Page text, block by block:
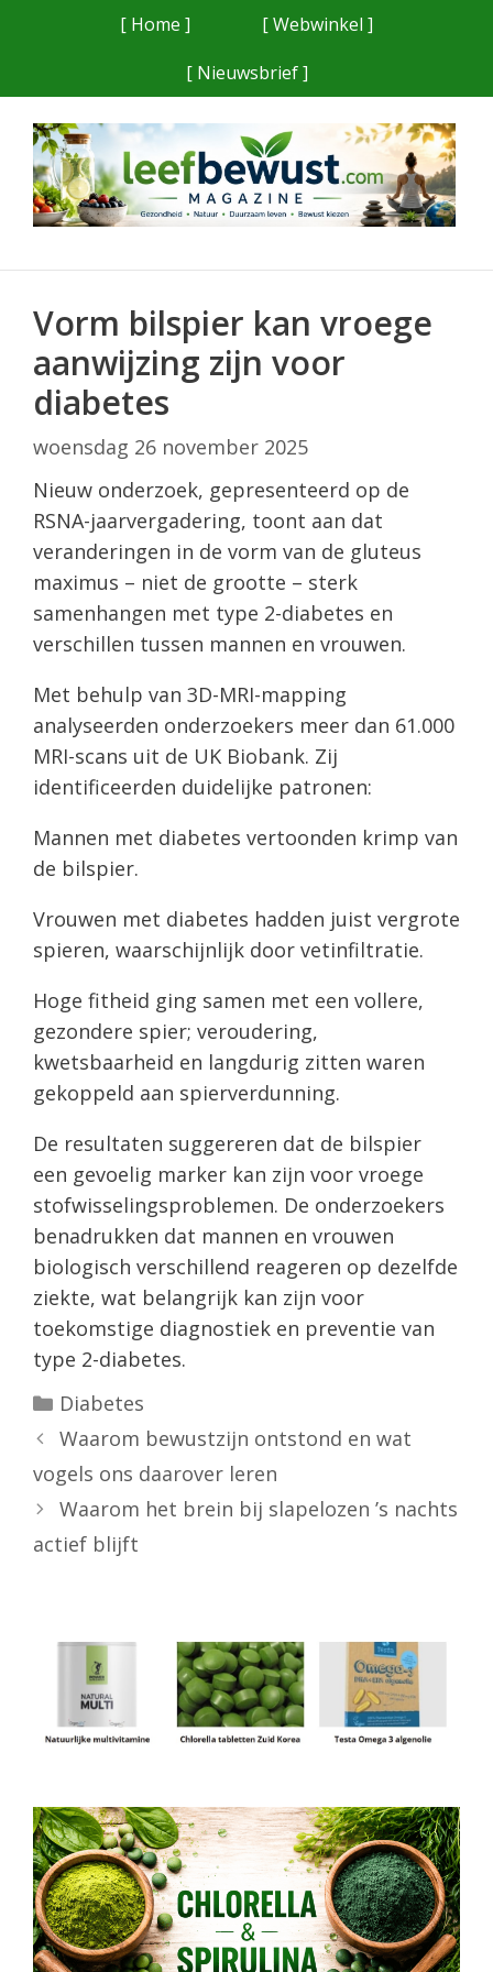
[ Home ]
[ Webwinkel ]
[ Nieuwsbrief ]
Vorm bilspier kan vroege
aanwijzing zijn voor
diabetes
woensdag 26 november 2025
Nieuw onderzoek, gepresenteerd op de
RSNA-jaarvergadering, toont aan dat
veranderingen in de vorm van de gluteus
maximus – niet de grootte – sterk
samenhangen met type 2-diabetes en
verschillen tussen mannen en vrouwen.
Met behulp van 3D-MRI-mapping
analyseerden onderzoekers meer dan 61.000
MRI-scans uit de UK Biobank. Zij
identificeerden duidelijke patronen:
Mannen met diabetes vertoonden krimp van
de bilspier.
Vrouwen met diabetes hadden juist vergrote
spieren, waarschijnlijk door vetinfiltratie.
Hoge fitheid ging samen met een vollere,
gezondere spier; veroudering,
kwetsbaarheid en langdurig zitten waren
gekoppeld aan spierverdunning.
De resultaten suggereren dat de bilspier
een gevoelig marker kan zijn voor vroege
stofwisselingsproblemen. De onderzoekers
benadrukken dat mannen en vrouwen
biologisch verschillend reageren op dezelfde
ziekte, wat belangrijk kan zijn voor
toekomstige diagnostiek en preventie van
type 2-diabetes.
Categorieën
Diabetes
Waarom bewustzijn ontstond en wat
vogels ons daarover leren
Waarom het brein bij slapelozen ’s nachts
actief blijft